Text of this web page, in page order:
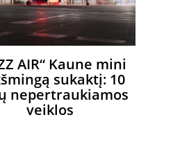
AIR“ Kaune mini
sukaktį: 10
nepertraukiamos
veiklos